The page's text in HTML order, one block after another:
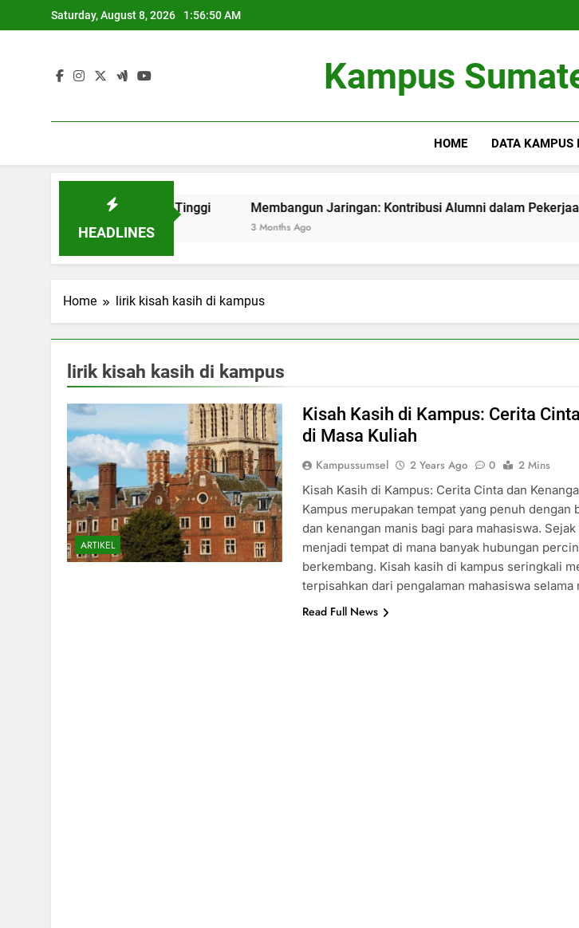
to
Saturday, August 8, 2026 1:56:50 AM
Kampus
HOME DATA KAMPUS
HEADLINES
friendly di Perguruan Tinggi Membangun Jaringan: Kontribusi Alumni dalam Pekerjaan
3 Months Ago
Home lirik kisah kasih di kampus
lirik kisah kasih di kampus
ARTIKEL
Kisah Kasih di Kampus: Cerita
di Masa Kuliah
Kampussumsel 2 Years Ago 0
2 Mins
Kisah Kasih di Kampus: Cerita Cinta dan
Kampus merupakan tempat yang penuh dengan
dan kenangan manis bagi para mahasiswa.
menjadi tempat di mana banyak hubungan
berkembang. Kisah kasih di kampus seringkali
terpisahkan dari pengalaman mahasiswa selama
Read Full News